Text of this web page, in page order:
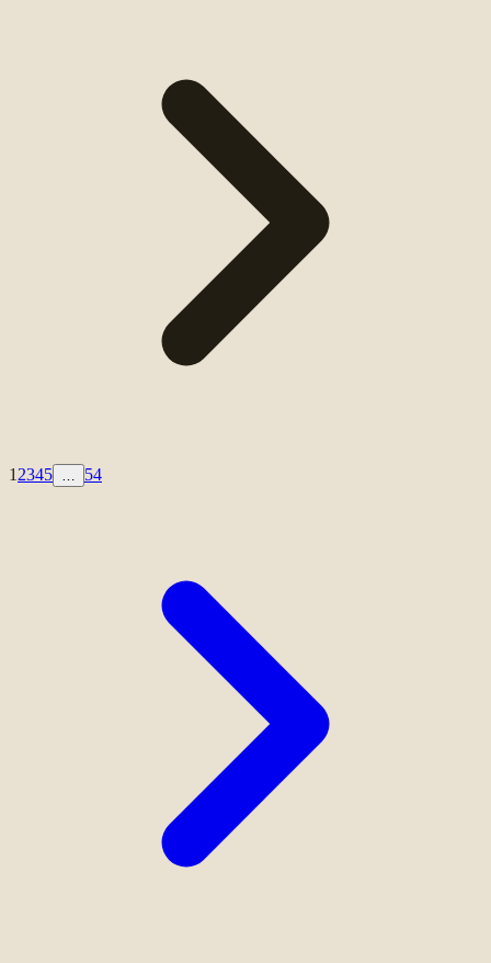
1 2345 54